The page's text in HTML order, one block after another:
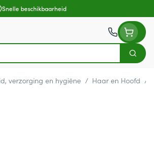
Snelle beschikbaarheid
Zoek
verzorging en hygiëne / Haar en Hoofd /